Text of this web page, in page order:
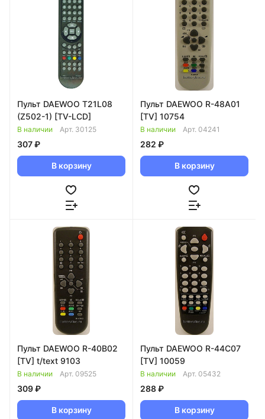
Пульт DAEWOO T21L08
(Z502-1) [TV-LCD]
В наличии Арт. 30125
307 ₽
В корзину
Пульт DAEWOO R-48A01
[TV] 10754
В наличии Арт. 04241
282 ₽
В корзину
Пульт DAEWOO R-40B02
[TV] t/text 9103
В наличии Арт. 09525
309 ₽
В корзину
Пульт DAEWOO R-44C07
[TV] 10059
В наличии Арт. 05432
288 ₽
В корзину